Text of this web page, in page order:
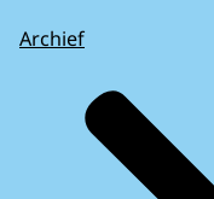
Archief